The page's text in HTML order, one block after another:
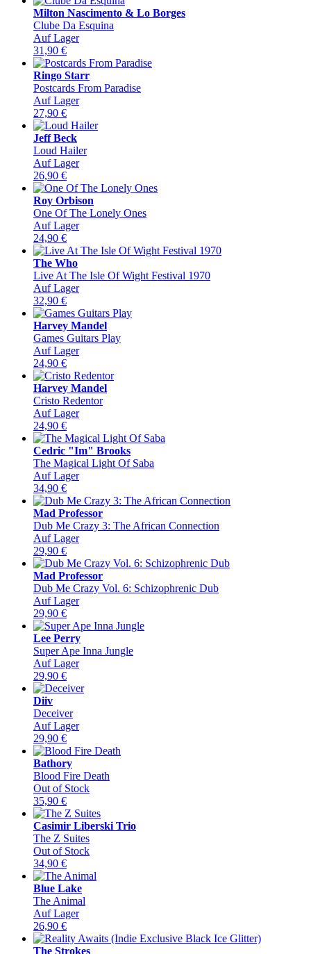
Milton Nascimento & Lo Borges
Clube Da Esquina
Auf Lager
31,90 €
Ringo Starr
Postcards From Paradise
Auf Lager
27,90 €
Jeff Beck
Loud Hailer
Auf Lager
26,90 €
Roy Orbison
One Of The Lonely Ones
Auf Lager
24,90 €
The Who
Live At The Isle Of Wight Festival 1970
Auf Lager
32,90 €
Harvey Mandel
Games Guitars Play
Auf Lager
24,90 €
Harvey Mandel
Cristo Redentor
Auf Lager
24,90 €
Cedric "Im" Brooks
The Magical Light Of Saba
Auf Lager
34,90 €
Mad Professor
Dub Me Crazy 3: The African Connection
Auf Lager
29,90 €
Mad Professor
Dub Me Crazy Vol. 6: Schizophrenic Dub
Auf Lager
29,90 €
Lee Perry
Super Ape Inna Jungle
Auf Lager
29,90 €
Diiv
Deceiver
Auf Lager
29,90 €
Bathory
Blood Fire Death
Out of Stock
35,90 €
Casimir Liberski Trio
The Z Suites
Out of Stock
34,90 €
Blue Lake
The Animal
Auf Lager
26,90 €
The Strokes